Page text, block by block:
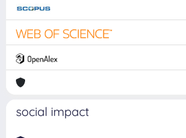
social impact